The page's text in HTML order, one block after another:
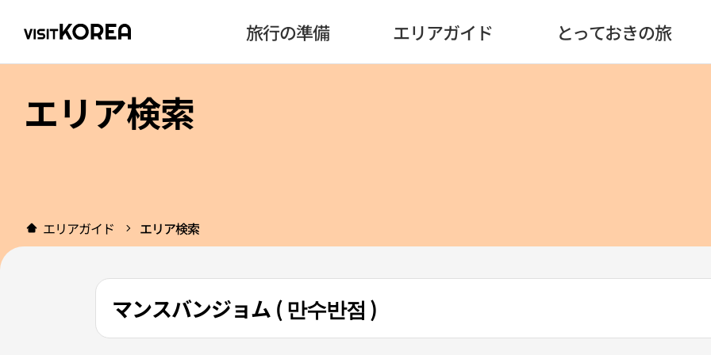
旅行の準備 エリアガイド とっておきの旅
エリア検索
エリアガイド エリア検索
マンスバンジョム ( 만수반점 )